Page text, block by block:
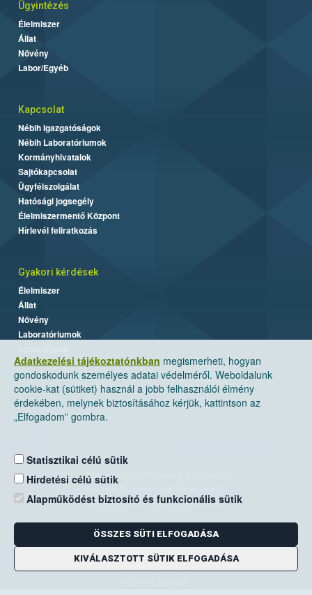
Adatkezelési tájékoztatónkban megismerheti, hogyan
gondoskodunk személyes adatai védelméről. Weboldalunk
cookie-kat (sütiket) használ a jobb felhasználói élmény
érdekében, melynek biztosításához kérjük, kattintson az
„Elfogadom” gombra.
Statisztikai célú sütik
Hirdetési célú sütik
Alapműködést biztosító és funkcionális sütik
ÖSSZES SÜTI ELFOGADÁSA
KIVÁLASZTOTT SÜTIK ELFOGADÁSA
Ügyintézés
Élelmiszer
Állat
Növény
Labor/Egyéb
Kapcsolat
Nébih Igazgatóságok
Nébih Laboratóriumok
Kormányhivatalok
Sajtókapcsolat
Ügyfélszolgálat
Hatósági jogsegély
Élelmiszermentő Központ
Hírlevél feliratkozás
Gyakori kérdések
Élelmiszer
Állat
Növény
Laboratóriumok
Nemzeti Élelmiszerlánc-biztonsági Hivatal
Levelezési cím: 1525 Budapest. Pf. 30.
E-mail:ugyfelszolgalat@nebih.gov.hu
Zöld szám: 06-80/263-244
Telefon: 06-1/ 336-9000